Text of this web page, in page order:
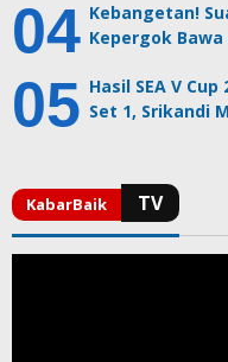
Kebangetan!
Kepergok
Hasil SEA V
Set 1, Srikandi